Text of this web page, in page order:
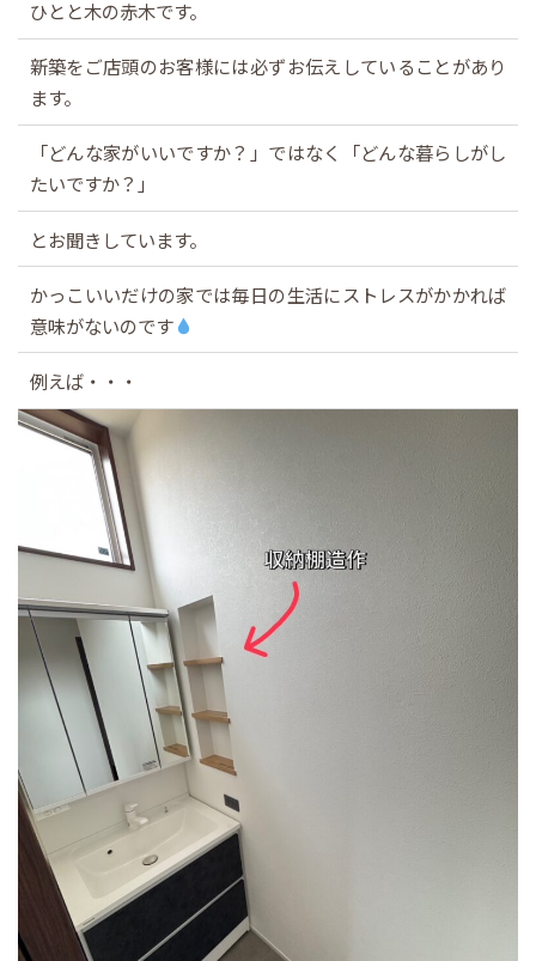
ひとと木の赤木です。
新築をご店頭のお客様には必ずお伝えしていることがあり
ます。
「どんな家がいいですか？」ではなく「どんな暮らしがし
たいですか？」
とお聞きしています。
かっこいいだけの家では毎日の生活にストレスがかかれば
意味がないのです
例えば・・・